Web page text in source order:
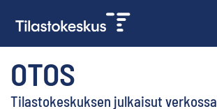
OTOS
Tilastokeskuksen julkaisut verkossa